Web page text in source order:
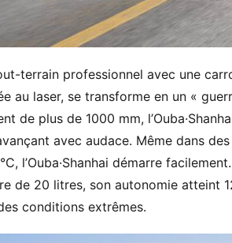
terrain professionnel avec une
au laser, se transforme en un «
de plus de 1000 mm,
avec audace. Même dans
l’Ouba·Shanhai démarre
de 20 litres, son autonomie atteint
conditions extrêmes.